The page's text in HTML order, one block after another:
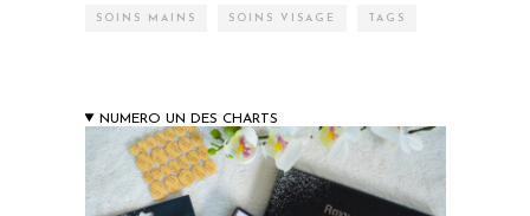
SOINS MAINS SOINS VISAGE TAGS
NUMERO UN DES CHARTS